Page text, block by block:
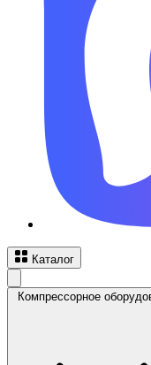
Каталог
Компрессорное